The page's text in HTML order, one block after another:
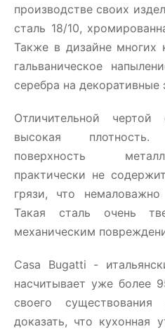
производстве своих
сталь 18/10,
Также в дизайне многих
гальваническое
серебра на
Отличительной чертой
высокая
поверхность
практически не
грязи, что
Такая сталь очень
механическим
Casa Bugatti -
насчитывает уже более
своего существования
доказать, что кухонная